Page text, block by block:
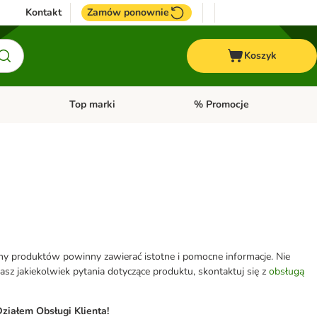
Kontakt Zamów ponownie
Koszyk
kategorii: PtakiOtwórz menu kategorii: Konie
Top marki Otwórz menu kategorii: Top
% Promocje
produktów powinny zawierać istotne i pomocne informacje. Nie
jakiekolwiek pytania dotyczące produktu, skontaktuj się z obsługą
Obsługi Klienta!